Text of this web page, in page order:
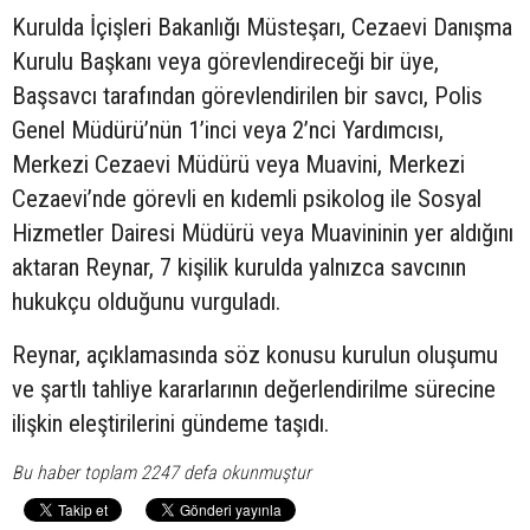
Kurulda İçişleri Bakanlığı Müsteşarı, Cezaevi Danışma
Kurulu Başkanı veya görevlendireceği bir üye,
Başsavcı tarafından görevlendirilen bir savcı, Polis
Genel Müdürü’nün 1’inci veya 2’nci Yardımcısı,
Merkezi Cezaevi Müdürü veya Muavini, Merkezi
Cezaevi’nde görevli en kıdemli psikolog ile Sosyal
Hizmetler Dairesi Müdürü veya Muavininin yer aldığını
aktaran Reynar, 7 kişilik kurulda yalnızca savcının
hukukçu olduğunu vurguladı.
Reynar, açıklamasında söz konusu kurulun oluşumu
ve şartlı tahliye kararlarının değerlendirilme sürecine
ilişkin eleştirilerini gündeme taşıdı.
Bu haber toplam 2247 defa okunmuştur